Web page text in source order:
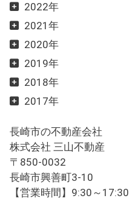
2022年
2021年
2020年
2019年
2018年
2017年
長崎市の不動産会社
株式会社 三山不動産
〒850-0032
長崎市興善町3-10
【営業時間】9:30～17:30